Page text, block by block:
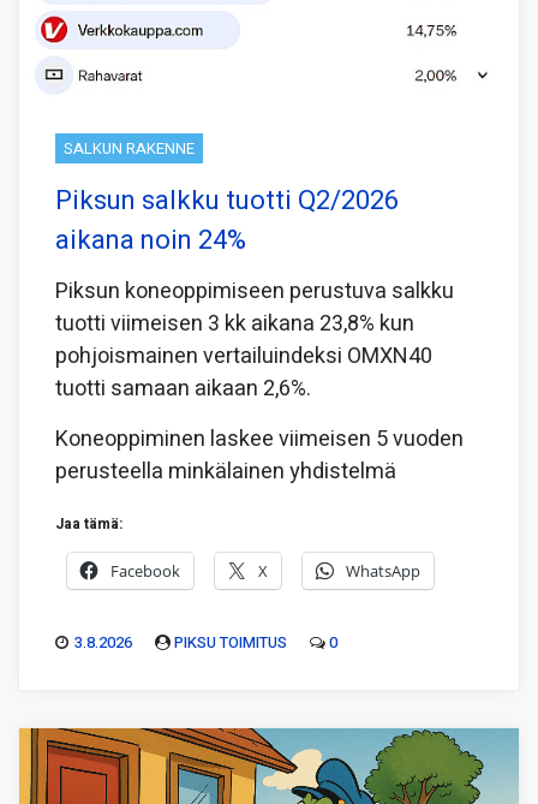
SALKUN RAKENNE
Piksun salkku tuotti Q2/2026
aikana noin 24%
Piksun koneoppimiseen perustuva salkku
tuotti viimeisen 3 kk aikana 23,8% kun
pohjoismainen vertailuindeksi OMXN40
tuotti samaan aikaan 2,6%.
Koneoppiminen laskee viimeisen 5 vuoden
perusteella minkälainen yhdistelmä
Jaa tämä:
Facebook X WhatsApp
3.8.2026 PIKSU TOIMITUS 0